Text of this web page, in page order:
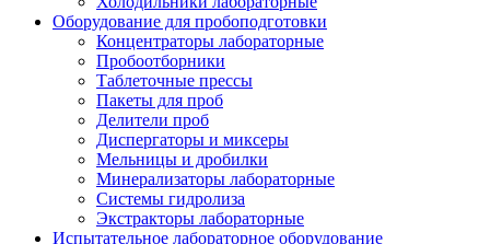
Оборудование для пробоподготовки
Концентраторы лабораторные
Пробоотборники
Таблеточные прессы
Пакеты для проб
Делители проб
Диспергаторы и миксеры
Мельницы и дробилки
Минерализаторы лабораторные
Системы гидролиза
Экстракторы лабораторные
Испытательное лабораторное оборудование